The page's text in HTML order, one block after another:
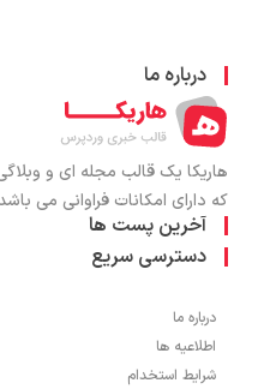
درباره ما
هاریکا یک قالب مجله ای و
که دارای امکانات فراوانی می
آخرین پست ها
دسترسی سریع
درباره ما
اطلاعیه ها
شرایط استخدام